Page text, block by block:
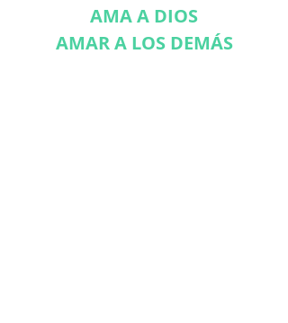
AMA A DIOS
AMAR A LOS DEMÁS